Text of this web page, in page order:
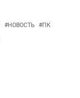
#НОВОСТЬ #ПК